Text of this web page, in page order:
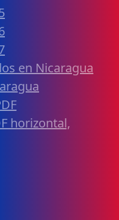
en Nicaragua
horizontal,